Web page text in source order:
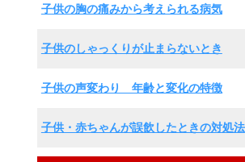
子供の胸の痛みから考えられる病気
子供のしゃっくりが止まらないとき
子供の声変わり 年齢と変化の特徴
子供・赤ちゃんが誤飲したときの対処法